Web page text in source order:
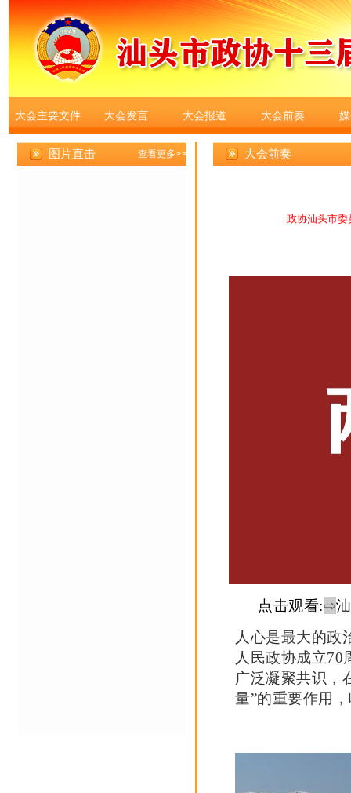
大会主要文件 大会发言 大会报道 大会前奏
大会前奏
政协汕头市委
点击观看:⇨
人心是最大的政
人民政协成立70
广泛凝聚共识，
量”的重要作用